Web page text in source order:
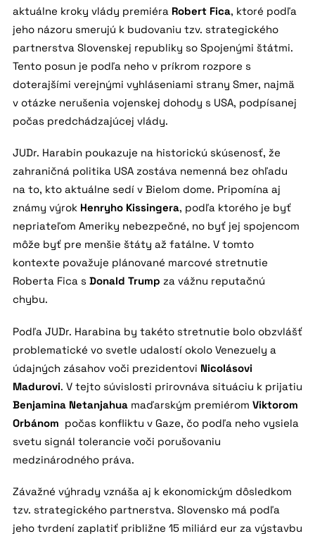
aktuálne kroky vlády premiéra Robert Fica, ktoré podľa
jeho názoru smerujú k budovaniu tzv. strategického
partnerstva Slovenskej republiky so Spojenými štátmi.
Tento posun je podľa neho v príkrom rozpore s
doterajšími verejnými vyhláseniami strany Smer, najmä
v otázke nerušenia vojenskej dohody s USA, podpísanej
počas predchádzajúcej vlády.
JUDr. Harabin poukazuje na historickú skúsenosť, že
zahraničná politika USA zostáva nemenná bez ohľadu
na to, kto aktuálne sedí v Bielom dome. Pripomína aj
známy výrok Henryho Kissingera, podľa ktorého je byť
nepriateľom Ameriky nebezpečné, no byť jej spojencom
môže byť pre menšie štáty až fatálne. V tomto
kontexte považuje plánované marcové stretnutie
Roberta Fica s Donald Trump za vážnu reputačnú
chybu.
Podľa JUDr. Harabina by takéto stretnutie bolo obzvlášť
problematické vo svetle udalostí okolo Venezuely a
údajných zásahov voči prezidentovi Nicolásovi
Madurovi. V tejto súvislosti prirovnáva situáciu k prijatiu
Benjamina Netanjahuamaďarským premiérom Viktorom
Orbánom počas konfliktu v Gaze, čo podľa neho vysiela
svetu signál tolerancie voči porušovaniu
medzinárodného práva.
Závažné výhrady vznáša aj k ekonomickým dôsledkom
tzv. strategického partnerstva. Slovensko má podľa
jeho tvrdení zaplatiť približne 15 miliárd eur za výstavbu